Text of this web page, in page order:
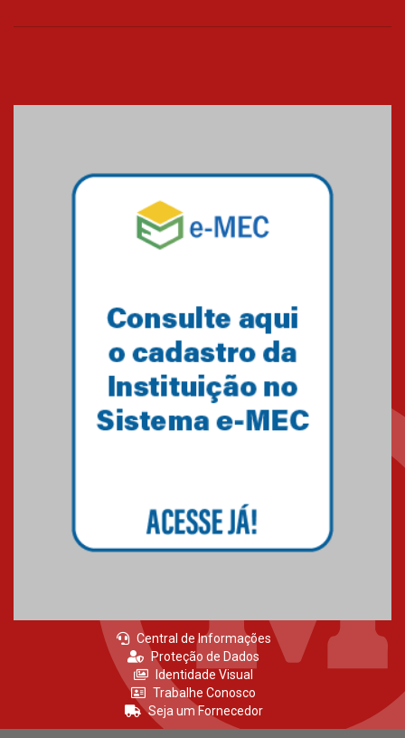
Blessing Kids 2026
23.03.2026
Amigos do IPCB
24.03.2026
Central de Informações
Proteção de Dados
Identidade Visual
Trabalhe Conosco
Seja um Fornecedor